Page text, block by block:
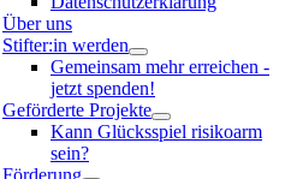
Über uns
Stifter:in werden
Gemeinsam mehr erreichen -
jetzt spenden!
Geförderte Projekte
Kann Glücksspiel risikoarm
sein?
Förderung